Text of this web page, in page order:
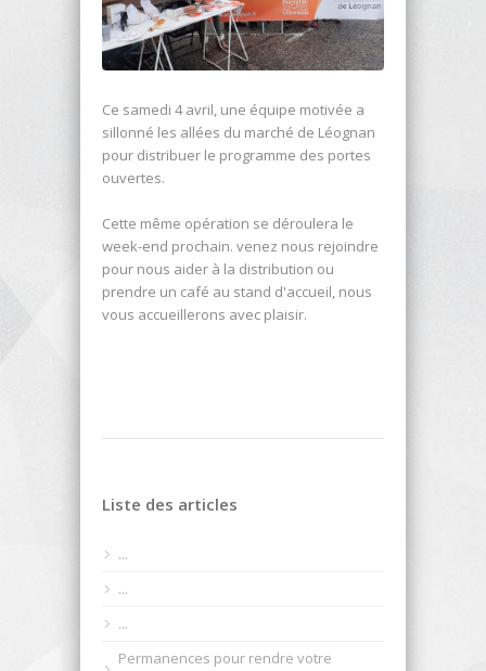
Ce samedi 4 avril, une équipe motivée a
sillonné les allées du marché de Léognan
pour distribuer le programme des portes
ouvertes.
Cette même opération se déroulera le
week-end prochain. venez nous rejoindre
pour nous aider à la distribution ou
prendre un café au stand d'accueil, nous
vous accueillerons avec plaisir.
Liste des articles
...
...
...
Permanences pour rendre votre